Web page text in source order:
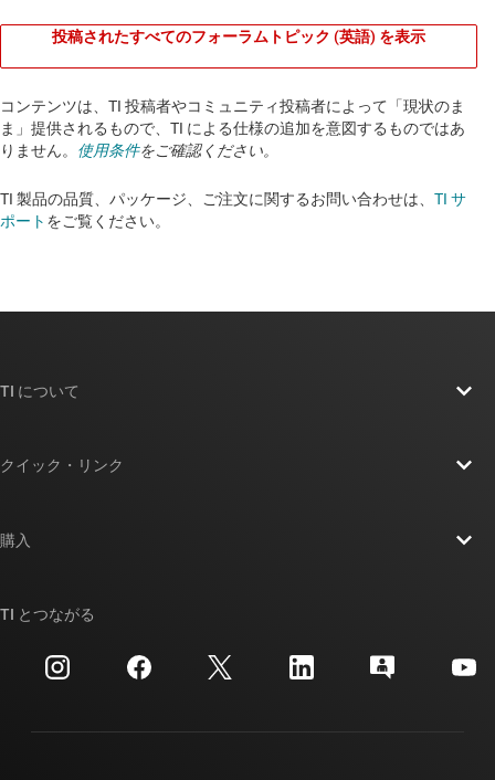
投稿されたすべてのフォーラムトピック (英語) を表示
コンテンツは、TI 投稿者やコミュニティ投稿者によって「現状のま
ま」提供されるもので、TI による仕様の追加を意図するものではあ
りません。 使用条件をご確認ください。
TI 製品の品質、パッケージ、ご注文に関するお問い合わせは、 TI サ
ポート をご覧ください。​​​​​​​​​​​​​​
TI について
投資家向け情報
製造
クイック・リンク
クロスリファレンス検索
カスタマー・サポート・センター
購入
ご注文に関する FAQ
TI とつながる